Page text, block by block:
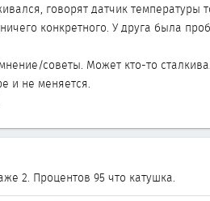
говорят датчик
конкретного. У друга была
советы. Может кто-то
и не меняется.
2. Процентов 95 что катушка.